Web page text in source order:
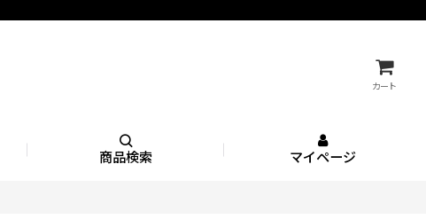
カート
商品検索 マイページ